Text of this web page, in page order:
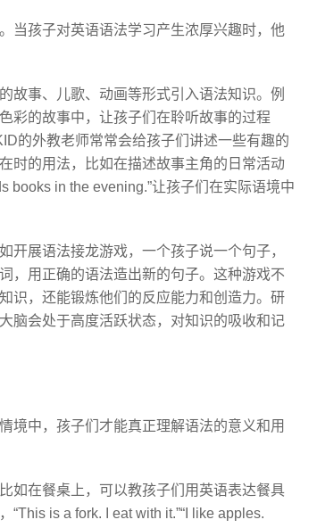
当孩子对英语语法学习产生浓厚兴趣时，他
故事、儿歌、动画等形式引入语法知识。例
彩的故事中，让孩子们在聆听故事的过程
的外教老师常常会给孩子们讲述一些有趣的
时的用法，比如在描述故事主角的日常活动
books in the evening.”让孩子们在实际语境中
开展语法接龙游戏，一个孩子说一个句子，
，用正确的语法造出新的句子。这种游戏不
识，还能锻炼他们的反应能力和创造力。研
脑会处于高度活跃状态，对知识的吸收和记
境中，孩子们才能真正理解语法的意义和用
如在餐桌上，可以教孩子们用英语表达餐具
is a fork. I eat with it.”“I like apples.